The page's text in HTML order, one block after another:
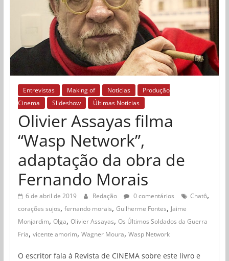
Entrevistas Making of Notícias
Produção
Cinema
Slideshow Últimas Notícias
Olivier Assayas filma
“Wasp Network”,
adaptação da obra de
Fernando Morais
6 de abril de 2019 Redação 0 comentários Chatô,
corações sujos, fernando morais, Guilherme Fontes, Jaime
Monjardim, Olga, Olivier Assayas, Os Últimos Soldados da Guerra
Fria, vicente amorim, Wagner Moura, Wasp Network
O escritor fala à Revista de CINEMA sobre este livro e